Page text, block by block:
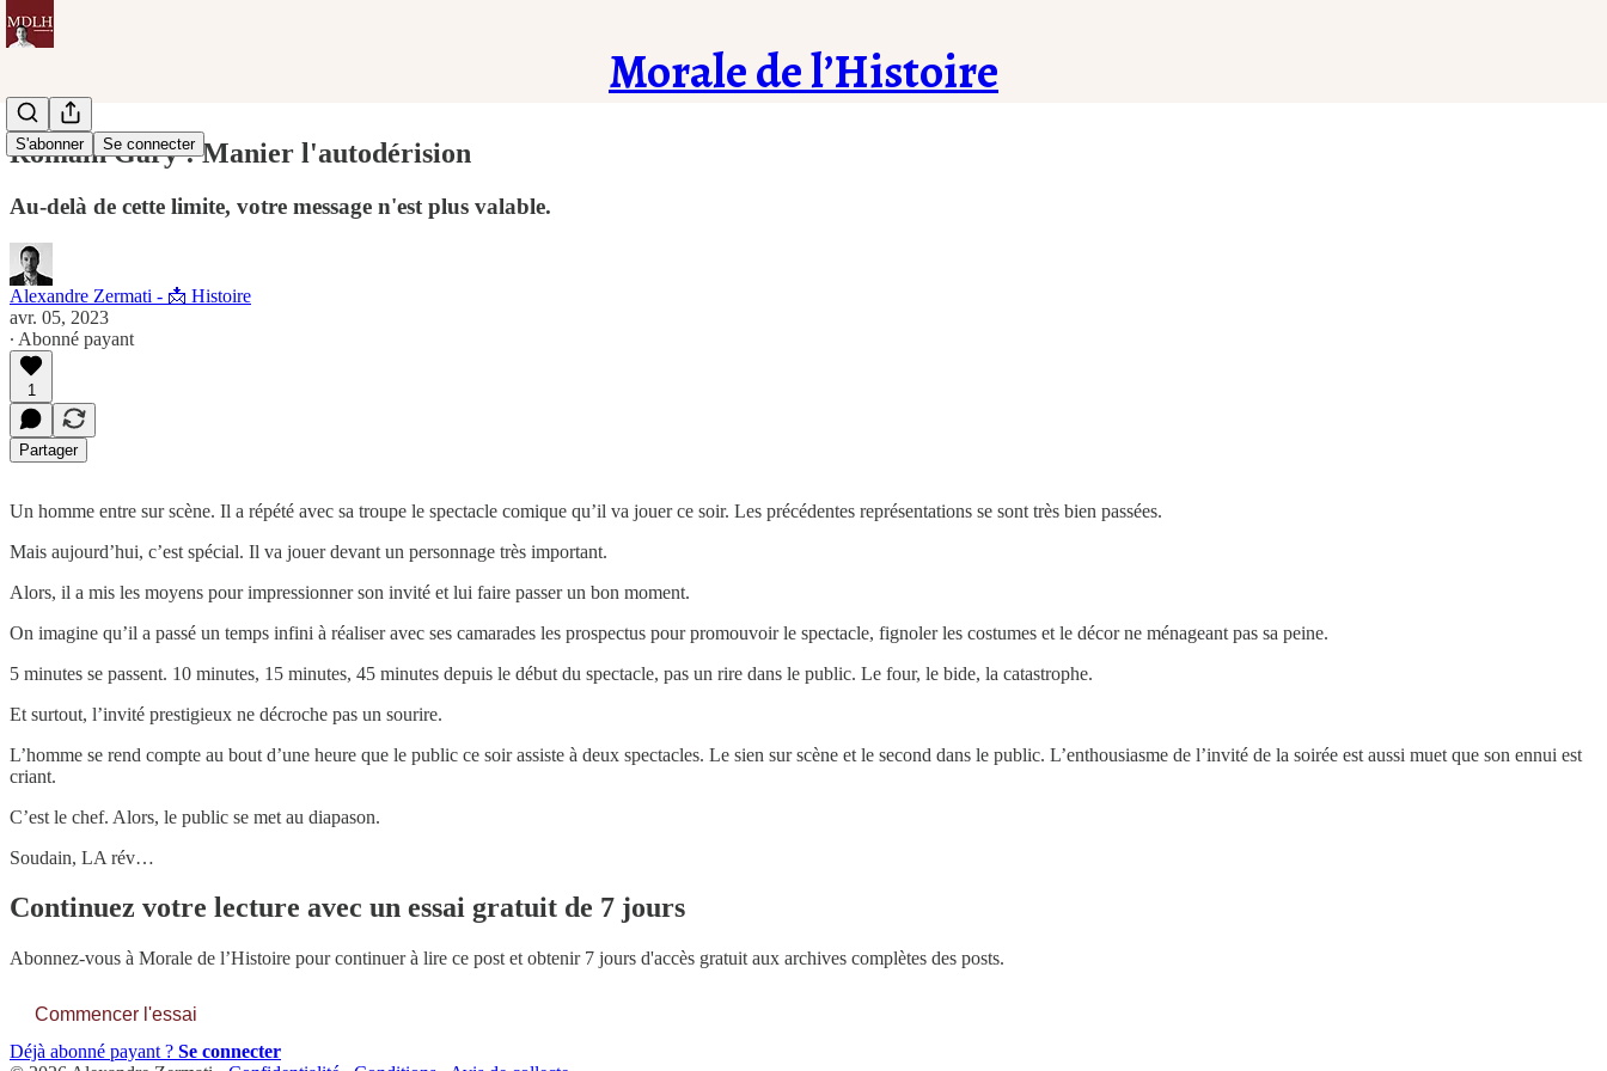
Morale de l’Histoire
S'abonner Se connecter
Romain Gary : Manier l'autodérision
Au-delà de cette limite, votre message n'est plus valable.
Alexandre Zermati - 📩 Histoire
avr. 05, 2023
∙ Abonné payant
1
Partager
Un homme entre sur scène. Il a répété avec sa troupe le spectacle comique qu’il va jouer ce soir. Les précédentes représentations se sont très bien passées.
Mais aujourd’hui, c’est spécial. Il va jouer devant un personnage très important.
Alors, il a mis les moyens pour impressionner son invité et lui faire passer un bon moment.
On imagine qu’il a passé un temps infini à réaliser avec ses camarades les prospectus pour promouvoir le spectacle, fignoler les costumes et le décor ne ménageant pas sa peine.
5 minutes se passent. 10 minutes, 15 minutes, 45 minutes depuis le début du spectacle, pas un rire dans le public. Le four, le bide, la catastrophe.
Et surtout, l’invité prestigieux ne décroche pas un sourire.
L’homme se rend compte au bout d’une heure que le public ce soir assiste à deux spectacles. Le sien sur scène et le second dans le public. L’enthousiasme de l’invité de la soirée est aussi muet que son ennui est
criant.
C’est le chef. Alors, le public se met au diapason.
Soudain, LA rév…
Continuez votre lecture avec un essai gratuit de 7 jours
Abonnez-vous à Morale de l’Histoire pour continuer à lire ce post et obtenir 7 jours d'accès gratuit aux archives complètes des posts.
Commencer l'essai
Déjà abonné payant ? Se connecter